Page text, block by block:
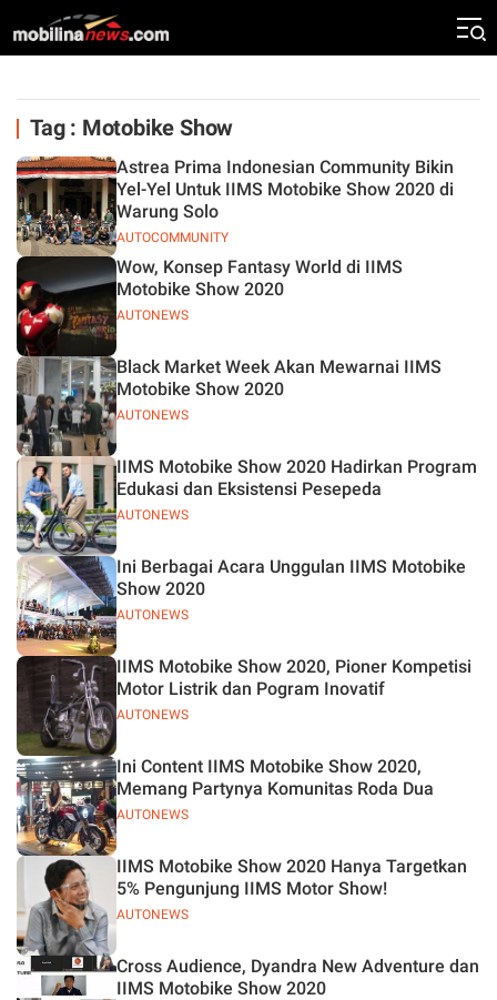
Tag : Motobike Show
AUTOCOMMUNITY
Astrea Prima Indonesian Community Bikin
Yel-Yel Untuk IIMS Motobike Show 2020 di
Warung Solo
AUTONEWS
Wow, Konsep Fantasy World di IIMS
Motobike Show 2020
AUTONEWS
Black Market Week Akan Mewarnai IIMS
Motobike Show 2020
AUTONEWS
IIMS Motobike Show 2020 Hadirkan Program
Edukasi dan Eksistensi Pesepeda
AUTONEWS
Ini Berbagai Acara Unggulan IIMS Motobike
Show 2020
AUTONEWS
IIMS Motobike Show 2020, Pioner Kompetisi
Motor Listrik dan Pogram Inovatif
AUTONEWS
Ini Content IIMS Motobike Show 2020,
Memang Partynya Komunitas Roda Dua
AUTONEWS
IIMS Motobike Show 2020 Hanya Targetkan
5% Pengunjung IIMS Motor Show!
Cross Audience, Dyandra New Adventure dan
IIMS Motobike Show 2020